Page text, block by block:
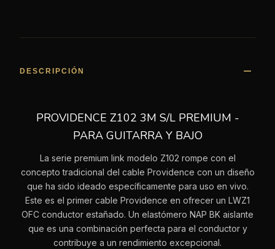
DESCRIPCIÓN
PROVIDENCE Z102 3M S/L PREMIUM -
PARA GUITARRA Y BAJO
La serie premium link modelo Z102 rompe con el
concepto tradicional del cable Providence con un diseño
que ha sido ideado específicamente para uso en vivo.
Este es el primer cable Providence en ofrecer un LWZ1
OFC conductor estañado. Un elastómero NAP BK aislante
que es una combinación perfecta para el conductor y
contribuye a un rendimiento excepcional.